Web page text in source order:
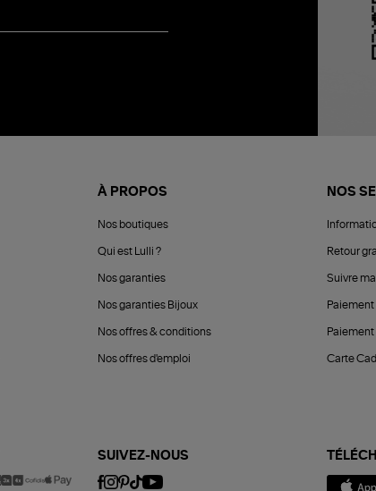
À PROPOS
Nos boutiques
Qui est Lulli ?
Nos garanties
Nos garanties Bijoux
Nos offres & conditions
Nos offres d'emploi
NOS
Retour
Suivre
Paiement
Carte
SUIVEZ-NOUS